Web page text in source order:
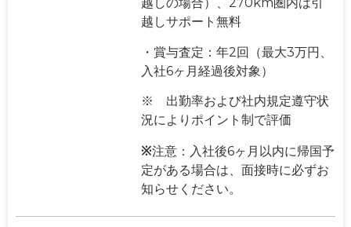
越しの場合）、270km圏内は引
越しサポート無料
・賞与査定：年2回（最大3万円、
入社6ヶ月経過後対象）
※ 出勤率および社内規定遵守状
況によりポイント制で評価
※注意：入社後6ヶ月以内に帰国予
定がある場合は、面接時に必ずお
知らせください。